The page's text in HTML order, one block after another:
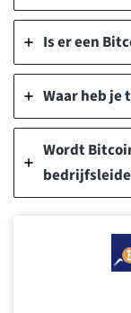
Is er een
Waar heb je
Wordt